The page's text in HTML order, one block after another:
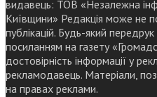
видавець: ТОВ «Незалежна
Київщини» Редакція може не
публікацій. Будь-який
посиланням на газету
достовірність інформації у
рекламодавець. Матеріали,
на правах реклами.